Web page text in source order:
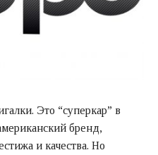
Это “суперкар” в
бренд,
и качества. Но